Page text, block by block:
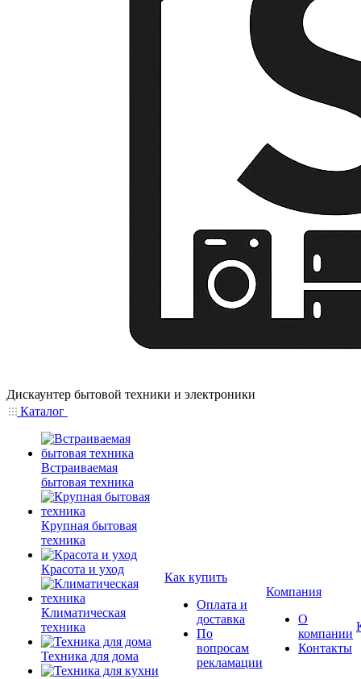
Дискаунтер бытовой техники и электроники
Каталог
Встраиваемая
бытовая техника
Крупная бытовая
техника
Красота и уход
Климатическая
техника
Техника для дома
Как купить
Оплата и
доставка
По
вопросам
рекламации
Компания
О
компании
Контакты